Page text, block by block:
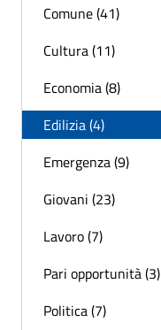
Comune (41)
Cultura (11)
Economia (8)
Edilizia (4)
Emergenza (9)
Giovani (23)
Lavoro (7)
Pari opportunità (3)
Politica (7)